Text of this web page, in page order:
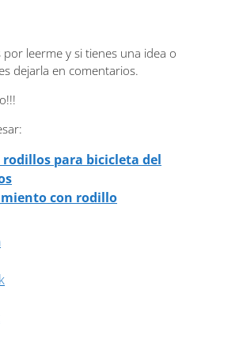
por leerme y si tienes una idea o
dejarla en comentarios.
rodillos para bicicleta del
con rodillo